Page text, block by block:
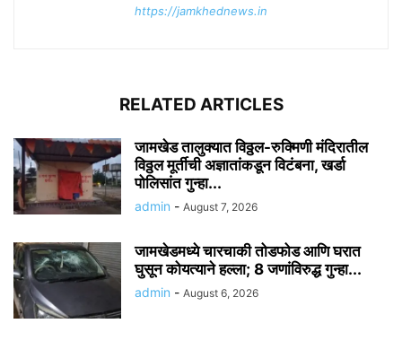
https://jamkhednews.in
RELATED ARTICLES
जामखेड तालुक्यात विठ्ठल-रुक्मिणी मंदिरातील
विठ्ठल मूर्तीची अज्ञातांकडून विटंबना, खर्डा
पोलिसांत गुन्हा...
admin - August 7, 2026
जामखेडमध्ये चारचाकी तोडफोड आणि घरात
घुसून कोयत्याने हल्ला; 8 जणांविरुद्ध गुन्हा...
admin - August 6, 2026